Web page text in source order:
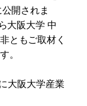
開されま
大阪大学 中
ともご取材く
。
大阪大学産業